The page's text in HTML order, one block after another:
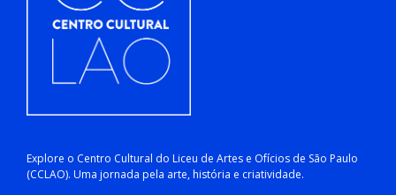
Explore o Centro Cultural do Liceu de Artes e Ofícios de São Paulo
(CCLAO). Uma jornada pela arte, história e criatividade.